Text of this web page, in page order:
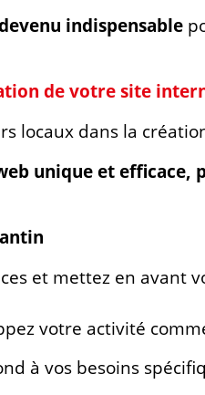
indispensable
de votre site
locaux dans la
unique et efficace,
et mettez en avant
votre activité
à vos besoins